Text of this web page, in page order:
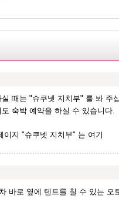
때는 "슈쿠넷 지치부" 를 봐 주
숙박 예약을 하실 수 있습니다.
이지 "슈쿠넷 지치부" 는 여기
바로 옆에 텐트를 칠 수 있는